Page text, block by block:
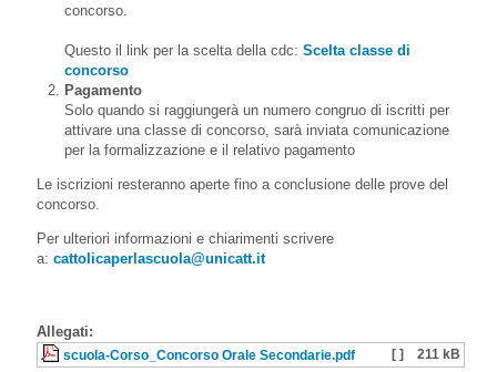
concorso.
Questo il link per la scelta della cdc: Scelta classe di
concorso
Pagamento
Solo quando si raggiungerà un numero congruo di iscritti per
attivare una classe di concorso, sarà inviata comunicazione
per la formalizzazione e il relativo pagamento
Le iscrizioni resteranno aperte fino a conclusione delle prove del
concorso.
Per ulteriori informazioni e chiarimenti scrivere
a: cattolicaperlascuola@unicatt.it
Allegati:
scuola-Corso_Concorso Orale Secondarie.pdf [ ] 211 kB